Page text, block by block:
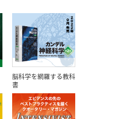
脳科学を網羅する教科
書